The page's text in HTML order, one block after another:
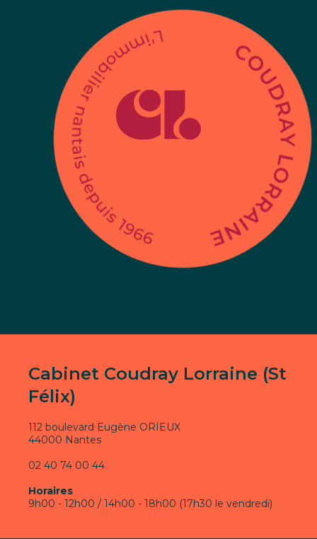
Cabinet Coudray Lorraine (St
Félix)
112 boulevard Eugène ORIEUX
44000 Nantes
02 40 74 00 44
Horaires
9h00 - 12h00 / 14h00 - 18h00 (17h30 le vendredi)